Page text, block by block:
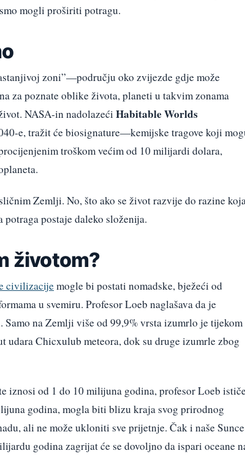
mogli proširiti potragu.
zoni”—području oko zvijezde gdje može
za poznate oblike života, planeti u takvim zonama
NASA-in nadolazeći Habitable Worlds
e, tražit će biosignature—kemijske tragove koji
troškom većim od 10 milijardi dolara,
Zemlji. No, što ako se život razvije do razine
postaje daleko složenija.
životom?
civilizacijemogle bi postati nomadske, bježeći od
u svemiru. Profesor Loeb naglašava da je
na Zemlji više od 99,9% vrsta izumrlo je tijekom
udara Chicxulub meteora, dok su druge izumrle zbog
iznosi od 1 do 10 milijuna godina, profesor Loeb
godina, mogla biti blizu kraja svog prirodnog
ali ne može ukloniti sve prijetnje. Čak i naše Sunce
godina zagrijat će se dovoljno da ispari oceane